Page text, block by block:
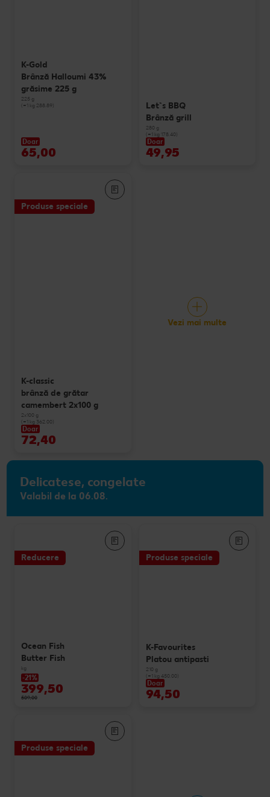
K-Gold
Brânză Halloumi 43%
grăsime 225 g
225 g
(=1 kg 288.89)
Doar
65,00
Let`s BBQ
Brânză grill
280 g
(=1 kg 178.40)
Doar
49,95
Produse speciale
K-classic
brânză de grătar
camembert 2x100 g
2x100 g
(=1 kg 362.00)
Doar
72,40
Vezi mai multe
Delicatese, congelate
Valabil de la 06.08.
Reducere
Ocean Fish
Butter Fish
kg
-21%
399,50
509,00
Produse speciale
K-Favourites
Platou antipasti
210 g
(=1 kg 450.00)
Doar
94,50
Produse speciale